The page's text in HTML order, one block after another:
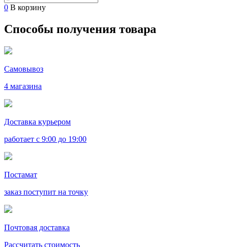
0 В корзину
Способы получения товара
Самовывоз
4 магазина
Доставка курьером
работает с 9:00 до 19:00
Постамат
заказ поступит на точку
Почтовая доставка
Рассчитать стоимость